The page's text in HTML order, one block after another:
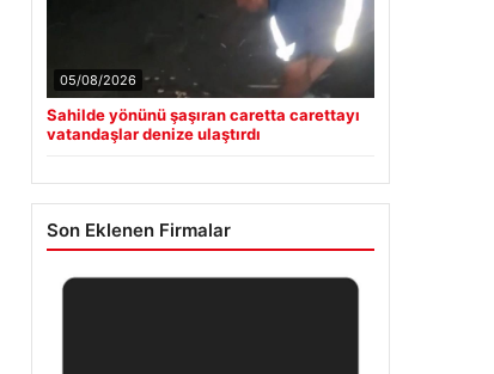
05/08/2026
Sahilde yönünü şaşıran caretta carettayı
vatandaşlar denize ulaştırdı
Son Eklenen Firmalar